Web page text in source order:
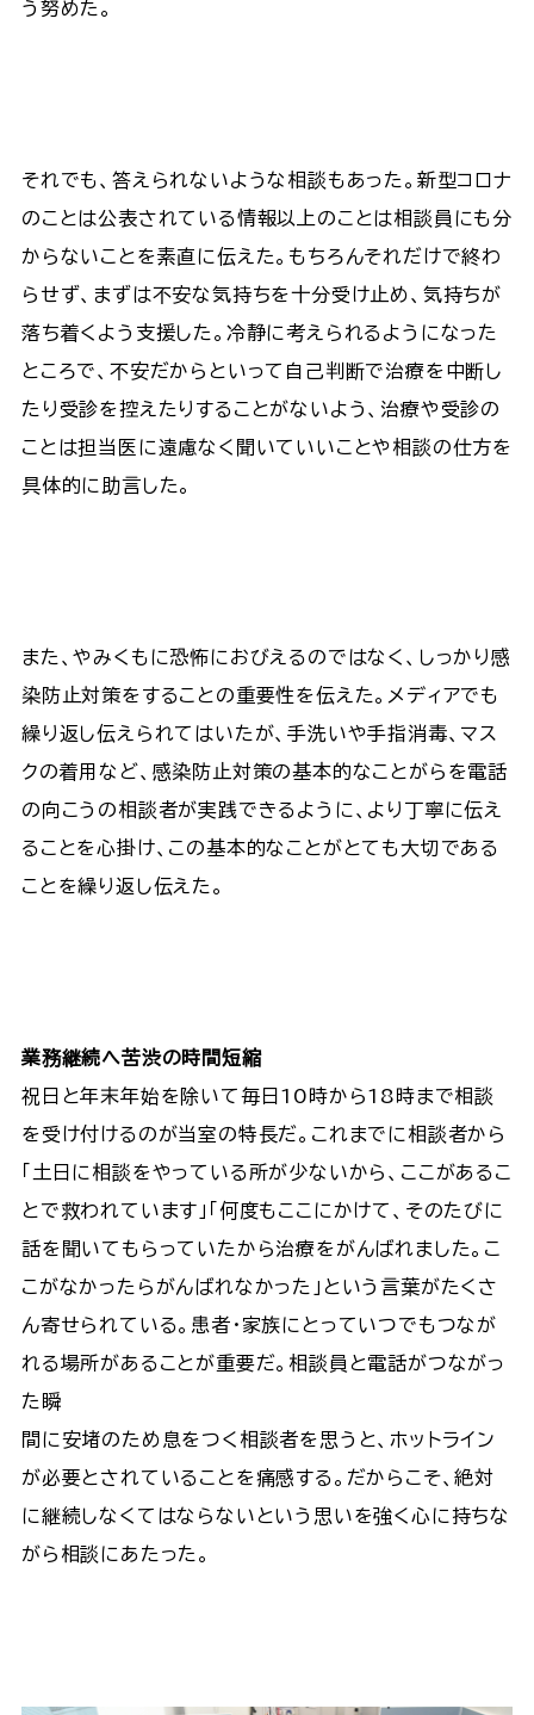
う努めた。
それでも、答えられないような相談もあった。新型コロナ
のことは公表されている情報以上のことは相談員にも分
からないことを素直に伝えた。もちろんそれだけで終わ
らせず、まずは不安な気持ちを十分受け止め、気持ちが
落ち着くよう支援した。冷静に考えられるようになった
ところで、不安だからといって自己判断で治療を中断し
たり受診を控えたりすることがないよう、治療や受診の
ことは担当医に遠慮なく聞いていいことや相談の仕方を
具体的に助言した。
また、やみくもに恐怖におびえるのではなく、しっかり感
染防止対策をすることの重要性を伝えた。メディアでも
繰り返し伝えられてはいたが、手洗いや手指消毒、マス
クの着用など、感染防止対策の基本的なことがらを電話
の向こうの相談者が実践できるように、より丁寧に伝え
ることを心掛け、この基本的なことがとても大切である
ことを繰り返し伝えた。
業務継続へ苦渋の時間短縮
祝日と年末年始を除いて毎日10時から18時まで相談
を受け付けるのが当室の特長だ。これまでに相談者から
「土日に相談をやっている所が少ないから、ここがあるこ
とで救われています」「何度もここにかけて、そのたびに
話を聞いてもらっていたから治療をがんばれました。こ
こがなかったらがんばれなかった」という言葉がたくさ
ん寄せられている。患者・家族にとっていつでもつなが
れる場所があることが重要だ。相談員と電話がつながっ
た瞬
間に安堵のため息をつく相談者を思うと、ホットライン
が必要とされていることを痛感する。だからこそ、絶対
に継続しなくてはならないという思いを強く心に持ちな
がら相談にあたった。